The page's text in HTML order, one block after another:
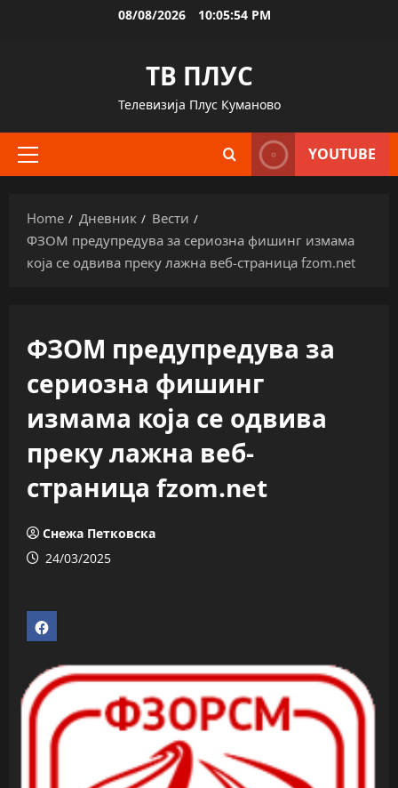
08/08/2026 10:05:55 PM
ТВ ПЛУС
Телевизија Плус Куманово
Primary
YOUTUBE
Home Дневник
Вести
ФЗОМ предупредува за сериозна фишинг измама
која се одвива преку лажна веб-страница fzom.net
ФЗОМ предупредува за
сериозна фишинг
измама која се одвива
преку лажна веб-
страница fzom.net
Снежа Петковска
24/03/2025